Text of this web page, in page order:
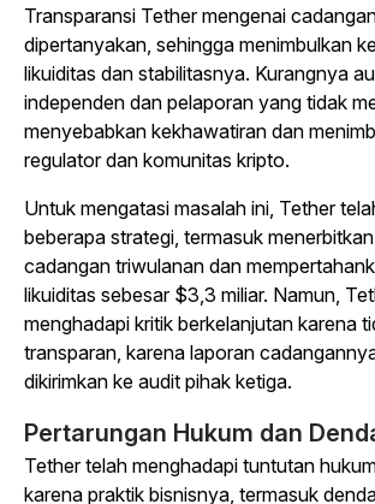
Transparansi Tether mengenai
dipertanyakan, sehingga menimbulkan
likuiditas dan stabilitasnya. Kurangnya
independen dan pelaporan yang tidak
menyebabkan kekhawatiran dan
regulator dan komunitas kripto.
Untuk mengatasi masalah ini, Tether
beberapa strategi, termasuk
cadangan triwulanan dan
likuiditas sebesar $3,3 miliar. Namun,
menghadapi kritik berkelanjutan karena
transparan, karena laporan
dikirimkan ke audit pihak ketiga.
Pertarungan Hukum dan
Tether telah menghadapi tuntutan
karena praktik bisnisnya, termasuk